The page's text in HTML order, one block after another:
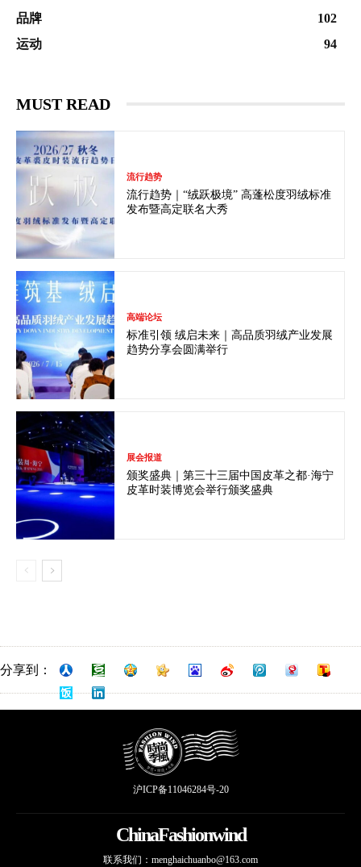
品牌
102
运动
94
MUST READ
流行趋势
流行趋势｜“绒跃极境” 高蓬松度羽绒标准
发布暨高定联名大秀
高端论坛
标准引领 绒启未来｜高品质羽绒产业发展
趋势分享会圆满举行
展会报道
颁奖盛典｜第三十三届中国皮革之都·海宁
皮革时装博览会举行颁奖盛典
分享到：
沪ICP备11046284号-20
ChinaFashionwind
联系我们： menghaichuanbo@163.com